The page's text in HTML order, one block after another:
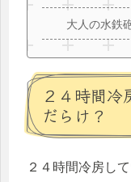
大人の水鉄
２４時間冷
だらけ？
２４時間冷房し